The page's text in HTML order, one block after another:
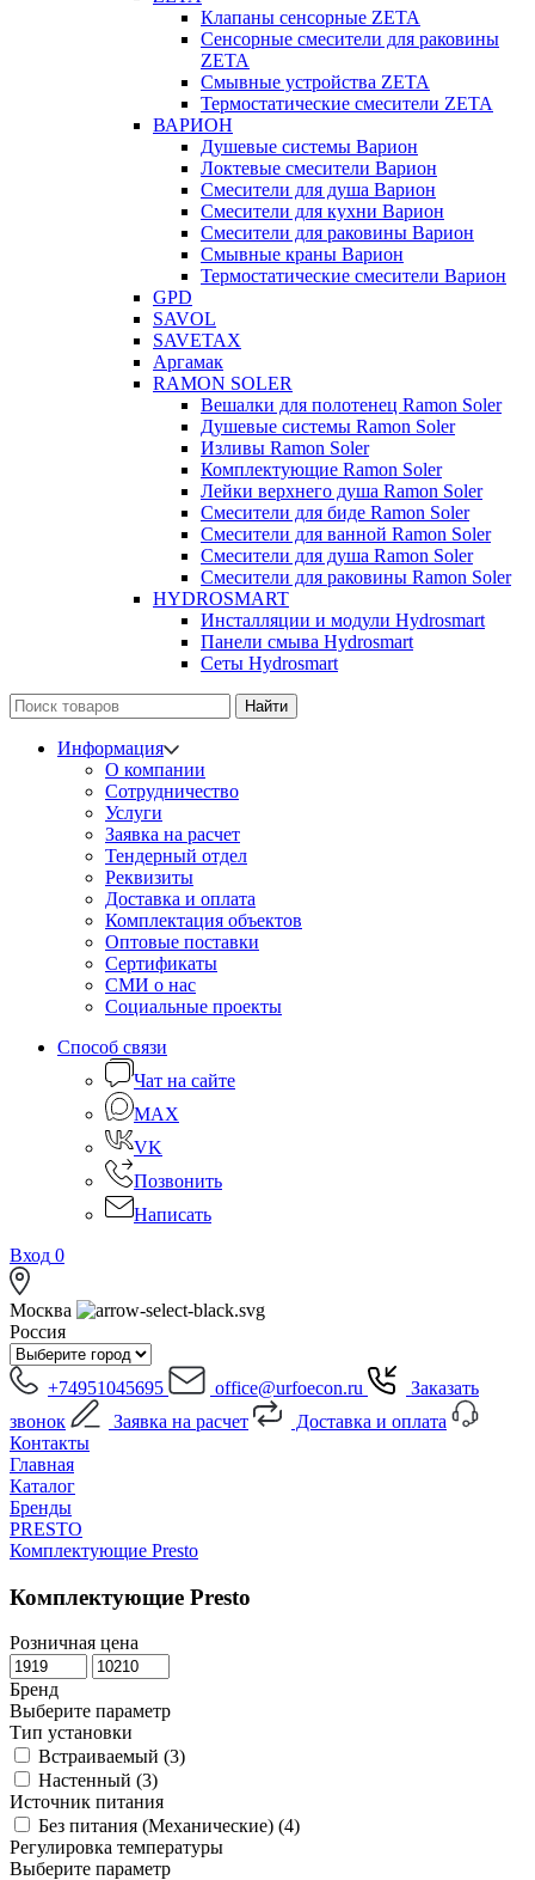
Клапаны сенсорные ZETA
Сенсорные смесители для раковины
ZETA
Смывные устройства ZETA
Термостатические смесители ZETA
ВАРИОН
Душевые системы Варион
Локтевые смесители Варион
Смесители для душа Варион
Смесители для кухни Варион
Смесители для раковины Варион
Смывные краны Варион
Термостатические смесители Варион
GPD
SAVOL
SAVETAX
Аргамак
RAMON SOLER
Вешалки для полотенец Ramon Soler
Душевые системы Ramon Soler
Изливы Ramon Soler
Комплектующие Ramon Soler
Лейки верхнего душа Ramon Soler
Смесители для биде Ramon Soler
Смесители для ванной Ramon Soler
Смесители для душа Ramon Soler
Смесители для раковины Ramon Soler
HYDROSMART
Инсталляции и модули Hydrosmart
Панели смыва Hydrosmart
Сеты Hydrosmart
Найти
Информация
О компании
Сотрудничество
Услуги
Заявка на расчет
Тендерный отдел
Реквизиты
Доставка и оплата
Комплектация объектов
Оптовые поставки
Сертификаты
СМИ о нас
Социальные проекты
Способ связи
Чат на сайте
MAX
VK
Позвонить
Написать
Вход 0
Москва
Россия
+74951045695 office@urfoecon.ru
Заказать
звонок
Заявка на расчет
Доставка и оплата
Контакты
Главная
Каталог
Бренды
PRESTO
Комплектующие Presto
Комплектующие Presto
Розничная цена
Бренд
Выберите параметр
Тип установки
Встраиваемый (3)
Настенный (3)
Источник питания
Без питания (Механические) (4)
Регулировка температуры
Выберите параметр